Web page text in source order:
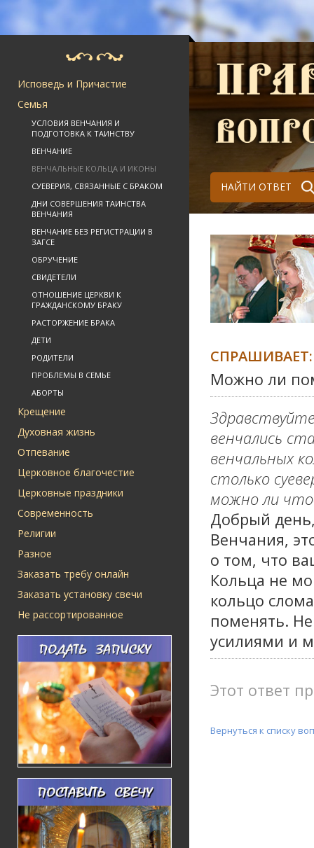
Исповедь и Причастие
Семья
УСЛОВИЯ ВЕНЧАНИЯ И
ПОДГОТОВКА К ТАИНСТВУ
ВЕНЧАНИЕ
ВЕНЧАЛЬНЫЕ КОЛЬЦА И ИКОНЫ
СУЕВЕРИЯ, СВЯЗАННЫЕ С БРАКОМ
ДНИ СОВЕРШЕНИЯ ТАИНСТВА
ВЕНЧАНИЯ
ВЕНЧАНИЕ БЕЗ РЕГИСТРАЦИИ В
ЗАГСЕ
ОБРУЧЕНИЕ
СВИДЕТЕЛИ
ОТНОШЕНИЕ ЦЕРКВИ К
ГРАЖДАНСКОМУ БРАКУ
РАСТОРЖЕНИЕ БРАКА
ДЕТИ
РОДИТЕЛИ
ПРОБЛЕМЫ В СЕМЬЕ
АБОРТЫ
Крещение
Духовная жизнь
Отпевание
Церковное благочестие
Церковные праздники
Современность
Религии
Разное
Заказать требу онлайн
Заказать установку свечи
Не рассортированное
НАЙТИ ОТВЕТ
СПРАШИВАЕТ:
Можно ли
венчались
венчальных
столько
можно ли
Добрый
Венчания,
о том, что
Кольца не
кольцо
поменять.
усилиями и
Этот ответ
Вернуться к списку